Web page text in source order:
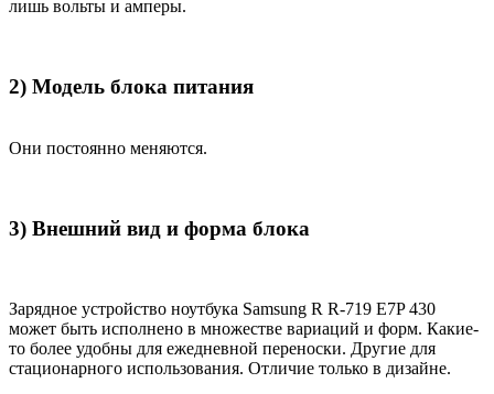
лишь вольты и амперы.
2) Модель блока питания
Они постоянно меняются.
3) Внешний вид и форма блока
Зарядное устройство ноутбука Samsung R R-719 E7P 430
может быть исполнено в множестве вариаций и форм. Какие-
то более удобны для ежедневной переноски. Другие для
стационарного использования. Отличие только в дизайне.